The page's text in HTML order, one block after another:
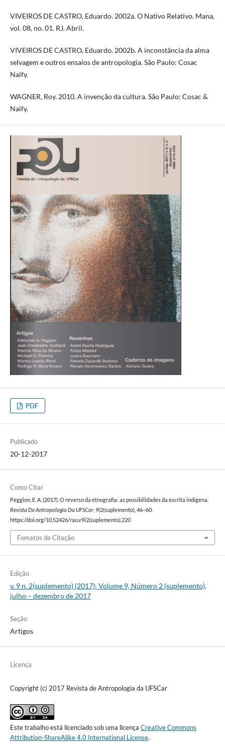
VIVEIROS DE CASTRO, Eduardo. 2002a. O Nativo Relativo. Mana,
vol. 08, no. 01. RJ. Abril.
VIVEIROS DE CASTRO, Eduardo. 2002b. A inconstância da alma
selvagem e outros ensaios de antropologia. São Paulo: Cosac
Naify.
WAGNER, Roy. 2010. A invenção da cultura. São Paulo: Cosac &
Naify.
PDF
Publicado
20-12-2017
Como Citar
Peggion, E. A. (2017). O reverso da etnografia: as possibilidades da escrita indígena.
Revista De Antropologia Da UFSCar, 9(2(suplemento), 46–60.
https://doi.org/10.52426/rau.v9i2(suplemento).220
Fomatos de Citação
Edição
v. 9 n. 2(suplemento) (2017): Volume 9, Número 2 (suplemento),
julho – dezembro de 2017
Seção
Artigos
Licença
Copyright (c) 2017 Revista de Antropologia da UFSCar
Este trabalho está licenciado sob uma licença Creative Commons
Attribution-ShareAlike 4.0 International License.